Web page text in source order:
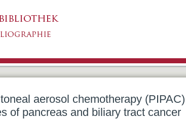
(PIPAC) for peritoneal metastases
aerosol chemotherapy
of pancreas and biliary tract cancer